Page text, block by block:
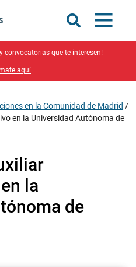
convocatorias que te interesen!
aquí
en la Comunidad de Madrid /
en la Universidad Autónoma de
la
de